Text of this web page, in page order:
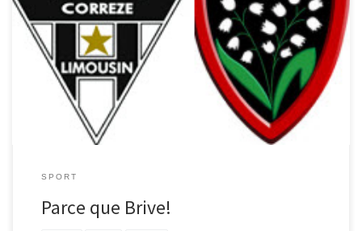
nombreux internationaux. Quelques gouttelettes tombent sur le
Stadium, une petite heure avant le coup d’envoi, comme une
promesse de belles glissades sur un terrain bien gras… Quoique la
plupart des joueurs brivistes aient été éloignés des terrains durant
le challenge européen, ils n’ont apparemment pas abusé de la
bonne charcuterie corrézienne! En effet, notre 1ère ligne n’a pas
bronché contre les avants […]
SPORT
Parce que Brive!